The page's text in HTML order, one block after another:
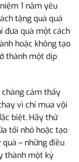
1 năm yêu
tặng quà quá
đưa quà một cách
hoặc không tạo
thành một dịp
chàng cảm thấy
vì chỉ mua vội
biệt. Hãy thử
tối nhỏ hoặc tạo
– những điều
thành một kỷ